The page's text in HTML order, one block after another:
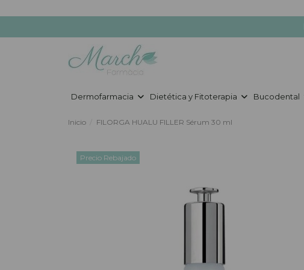
Dermofarmacia Dietética y Fitoterapia Bucodental
Inicio FILORGA HUALU FILLER Sérum 30 ml
Precio Rebajado